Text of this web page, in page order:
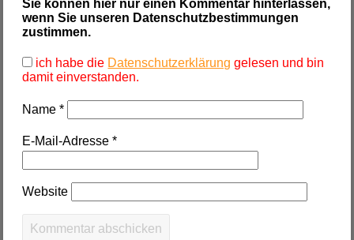
Sie können hier nur einen Kommentar hinterlassen,
wenn Sie unseren Datenschutzbestimmungen
zustimmen.
ich habe die Datenschutzerklärung gelesen und bin
damit einverstanden.
Name*
E-Mail-Adresse*
Website